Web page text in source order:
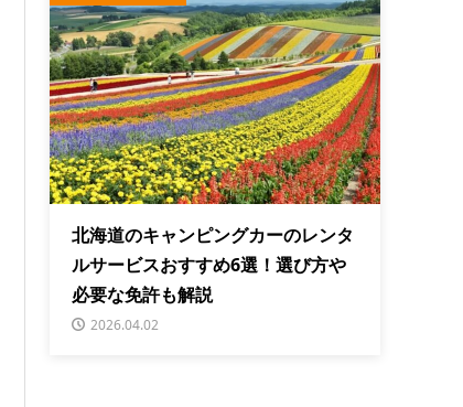
北海道のキャンピングカーのレンタ
ルサービスおすすめ6選！選び方や
必要な免許も解説
2026.04.02